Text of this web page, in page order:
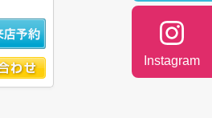
Instagram